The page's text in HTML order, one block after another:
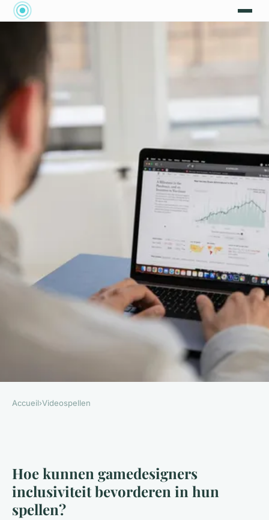
VIDEOSPELLEN
hun spellen?
Capucine•8 januari 2026
Accueil›Videospellen
Hoe kunnen gamedesigners
inclusiviteit bevorderen in hun
spellen?